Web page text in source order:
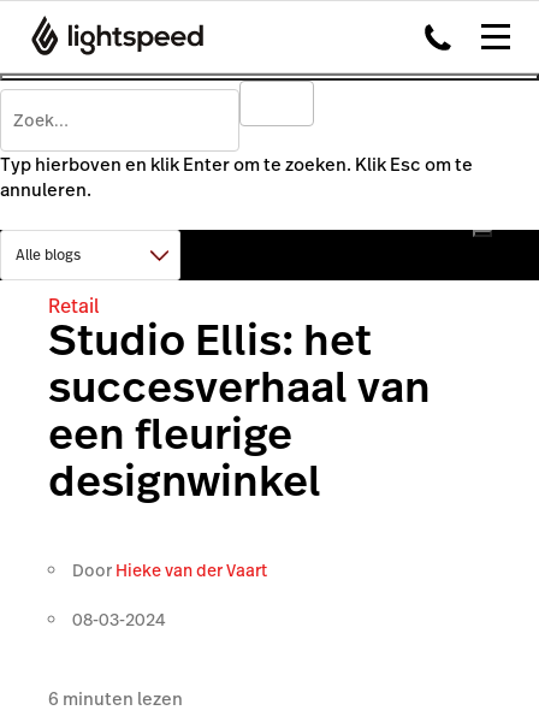
Typ hierboven en klik Enter om te zoeken. Klik Esc om te
annuleren.
Retail
Studio Ellis: het
succesverhaal van
een fleurige
designwinkel
Door Hieke van der Vaart
08-03-2024
6 minuten lezen